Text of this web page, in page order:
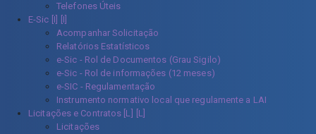
Telefones Úteis
E-Sic [I]
Acompanhar Solicitação
Relatórios Estatísticos
e-Sic - Rol de Documentos (Grau Sigilo)
e-Sic - Rol de informações (12 meses)
e-SIC - Regulamentação
Instrumento normativo local que regulamente a LAI
Licitações e Contratos [L]
Licitações